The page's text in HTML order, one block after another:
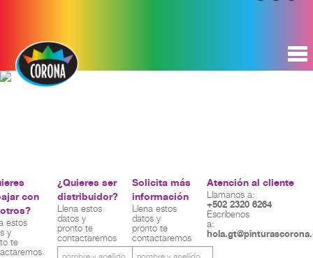
con
estos
y
te
¿Quieres ser
distribuidor?
Llena estos
datos y
pronto te
contactaremos
Solicita más
información
Llena estos
datos y
pronto te
contactaremos
Atención al cliente
Llamanos a:
+502 2320 6264
Escríbenos
a: